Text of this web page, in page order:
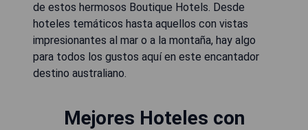
de estos hermosos Boutique Hotels. Desde
hoteles temáticos hasta aquellos con vistas
impresionantes al mar o a la montaña, hay algo
para todos los gustos aquí en este encantador
destino australiano.
Mejores Hoteles con